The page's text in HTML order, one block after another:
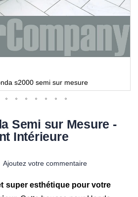
s2000 semi sur mesure
Semi sur Mesure -
Intérieure
Ajoutez votre commentaire
super esthétique pour votre